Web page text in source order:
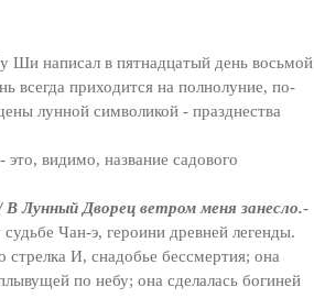
Ши написал в пятнадцатый день восьмой
всегда приходится на полнолуние, по­
лунной символикой - празднества
видимо, название садового
Лунный Дворец вет­ром меня занесло.-
Чан-э, героини древней легенды.
И, снадобье бессмертия; она
по небу; она сделалась богиней